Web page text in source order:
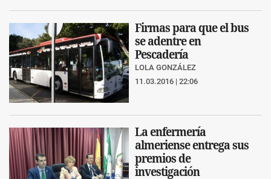
Firmas para que el bus
se adentre en
Pescadería
LOLA GONZÁLEZ
11.03.2016 | 22:06
La enfermería
almeriense entrega sus
premios de
investigación